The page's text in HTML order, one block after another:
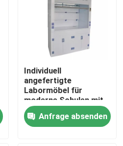
Individuell
angefertigte
Labormöbel für
moderne Schulen mit
mattem
Oberflächenbild
Anfrage absenden